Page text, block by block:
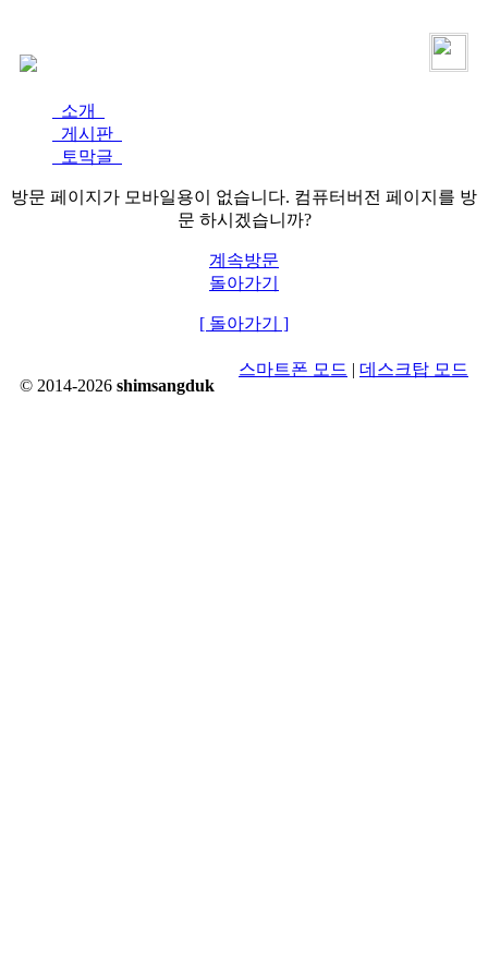
소개
게시판
토막글
방문 페이지가 모바일용이 없습니다. 컴퓨터버전 페이지를 방
문 하시겠습니까?
계속방문
돌아가기
[ 돌아가기 ]
© 2014-2026 shimsangduk
스마트폰 모드 | 데스크탑 모드